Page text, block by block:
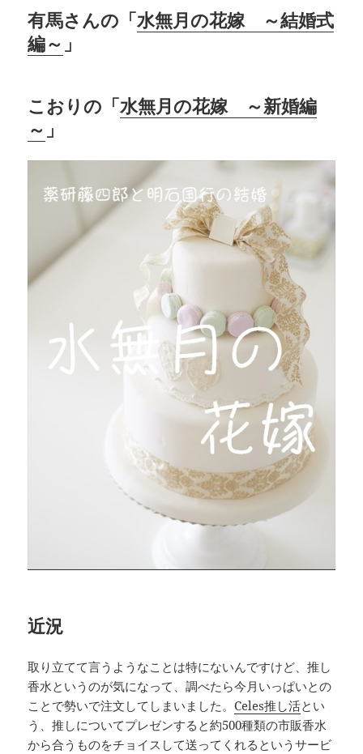
有馬さんの「水無月の花嫁 ～結婚式
編～ 」
こおりの「水無月の花嫁 ～新婚編
～ 」
近況
取り立てて言うようなことは特にないんですけど、推し
香水というのが気になって、調べたら今月いっぱいとの
ことで勢いで注文してしまいました。Celes推し活とい
う、推しについてプレゼンすると約500種類の市販香水
から合うものをチョイスして送ってくれるというサービ